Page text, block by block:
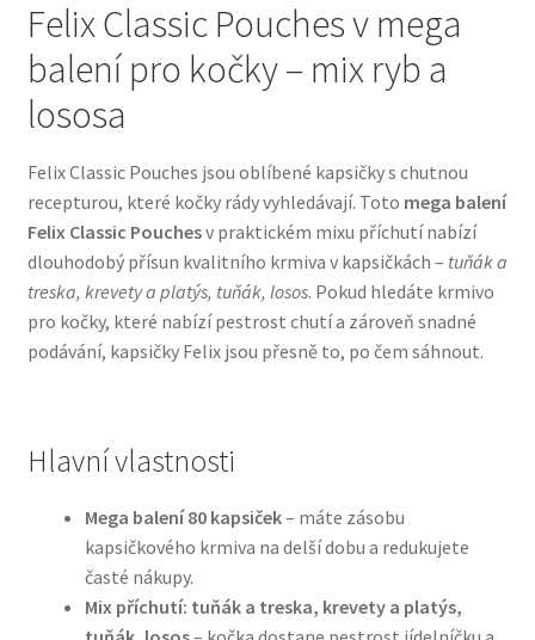
Bozita pro psy — Švédské krmivo s nordickou kvalitou
Brit pro psy
Granule pro psy
Natural Trainer pro psy — Italské krmivo s
přírodními složkami
Happy Dog — Německá kvalita a přirozené složení
Hračky pro psy
Konzervy a kapsičky pro psy
N&D Farmina pro psy — Italské holistic krmivo
Felix Classic Pouches v mega
balení pro kočky – mix ryb a
lososa
Felix Classic Pouches jsou oblíbené kapsičky s chutnou
recepturou, které kočky rády vyhledávají. Toto mega balení
Felix Classic Pouchesv praktickém mixu příchutí nabízí
dlouhodobý přísun kvalitního krmiva v kapsičkách – tuňák a
treska, krevety a platýs, tuňák, losos. Pokud hledáte krmivo
pro kočky, které nabízí pestrost chutí a zároveň snadné
podávání, kapsičky Felix jsou přesně to, po čem sáhnout.
Hlavní vlastnosti
Mega balení 80 kapsiček– máte zásobu
kapsičkového krmiva na delší dobu a redukujete
časté nákupy.
Mix příchutí: tuňák a treska, krevety a platýs,